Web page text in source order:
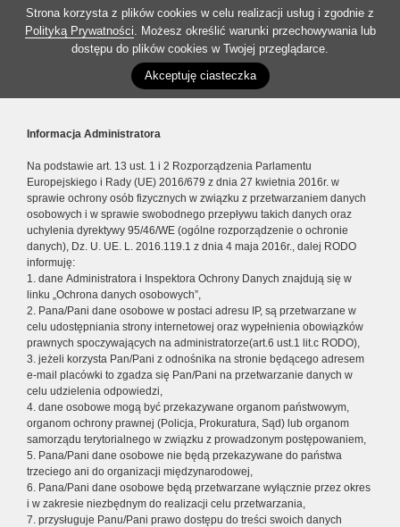
Strona korzysta z plików cookies w celu realizacji usług i zgodnie z
Polityką Prywatności. Możesz określić warunki przechowywania lub
dostępu do plików cookies w Twojej przeglądarce.
Akceptuję ciasteczka
Informacja Administratora
Na podstawie art. 13 ust. 1 i 2 Rozporządzenia Parlamentu
Europejskiego i Rady (UE) 2016/679 z dnia 27 kwietnia 2016r. w
sprawie ochrony osób fizycznych w związku z przetwarzaniem danych
osobowych i w sprawie swobodnego przepływu takich danych oraz
uchylenia dyrektywy 95/46/WE (ogólne rozporządzenie o ochronie
danych), Dz. U. UE. L. 2016.119.1 z dnia 4 maja 2016r., dalej RODO
informuję:
1. dane Administratora i Inspektora Ochrony Danych znajdują się w
linku „Ochrona danych osobowych”,
2. Pana/Pani dane osobowe w postaci adresu IP, są przetwarzane w
celu udostępniania strony internetowej oraz wypełnienia obowiązków
prawnych spoczywających na administratorze(art.6 ust.1 lit.c RODO),
3. jeżeli korzysta Pan/Pani z odnośnika na stronie będącego adresem
e-mail placówki to zgadza się Pan/Pani na przetwarzanie danych w
celu udzielenia odpowiedzi,
4. dane osobowe mogą być przekazywane organom państwowym,
organom ochrony prawnej (Policja, Prokuratura, Sąd) lub organom
samorządu terytorialnego w związku z prowadzonym postępowaniem,
5. Pana/Pani dane osobowe nie będą przekazywane do państwa
trzeciego ani do organizacji międzynarodowej,
6. Pana/Pani dane osobowe będą przetwarzane wyłącznie przez okres
i w zakresie niezbędnym do realizacji celu przetwarzania,
7. przysługuje Panu/Pani prawo dostępu do treści swoich danych